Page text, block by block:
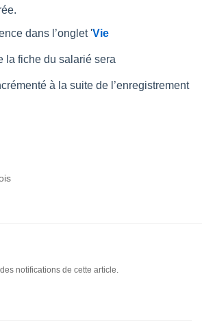
dans l’onglet 'Vie
la fiche du salarié sera
à la suite de l’enregistrement
notifications de cette article.